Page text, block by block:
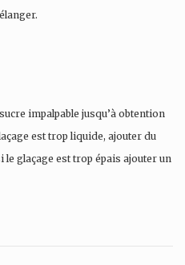
impalpable jusqu’à obtention
est trop liquide, ajouter du
le glaçage est trop épais ajouter un